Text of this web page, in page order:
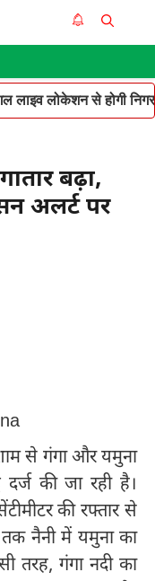
लाइव लोकेशन से होगी
बढ़ा,
अलर्ट पर
से गंगा और यमुना
की जा रही है।
की रफ्तार से
तक नैनी में यमुना का
तरह, गंगा नदी का